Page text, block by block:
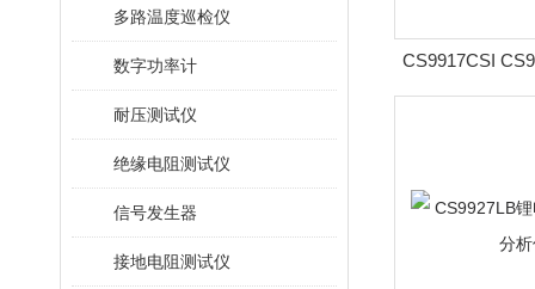
多路温度巡检仪
数字功率计
耐压测试仪
绝缘电阻测试仪
信号发生器
接地电阻测试仪
CS9917CSI
控超高